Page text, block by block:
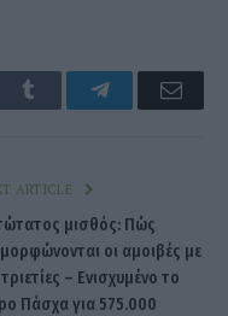
Tumblr Telegram
ARTICLE
μισθός: Πώς
οι αμοιβές με
– Ενισχυμένο το
Πάσχα για 575.000